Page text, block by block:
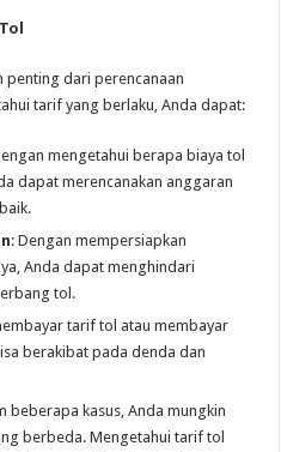
dari perencanaan
tarif yang berlaku, Anda dapat:
mengetahui berapa biaya tol
dapat merencanakan anggaran
: Dengan mempersiapkan
Anda dapat menghindari
tol.
tarif tol atau membayar
berakibat pada denda dan
beberapa kasus, Anda mungkin
berbeda. Mengetahui tarif tol